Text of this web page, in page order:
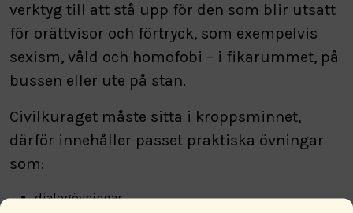
verktyg till att stå upp för den som blir utsatt
för orättvisor och förtryck, som exempelvis
sexism, våld och homofobi – i fikarummet, på
bussen eller ute på stan.
Civilkuraget måste sitta i kroppsminnet,
därför innehåller passet praktiska övningar
som:
dialogövningar